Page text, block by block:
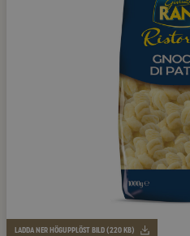
LADDA NER HÖGUPPLÖST BILD (220 KB)